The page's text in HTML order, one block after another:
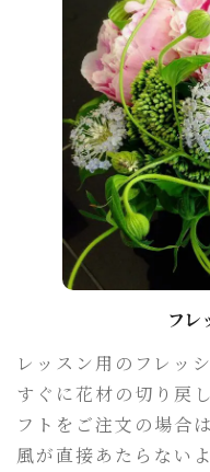
フレ
レッスン用のフレッ
すぐに花材の切り戻
フトをご注文の場合
風が直接あたらない